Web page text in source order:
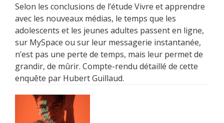
Selon les conclusions de l’étude Vivre et apprendre
avec les nouveaux médias, le temps que les
adolescents et les jeunes adultes passent en ligne,
sur MySpace ou sur leur messagerie instantanée,
n’est pas une perte de temps, mais leur permet de
grandir, de mûrir. Compte-rendu détaillé de cette
enquête par Hubert Guillaud.